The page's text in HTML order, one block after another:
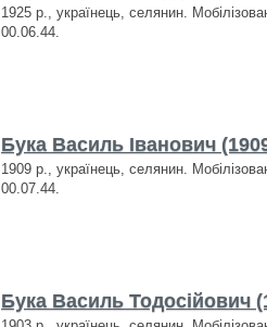
1925 р., українець, селянин.
00.06.44.
Бука Василь Іванович
1909 р., українець, селянин.
00.07.44.
Бука Василь Тодосійович